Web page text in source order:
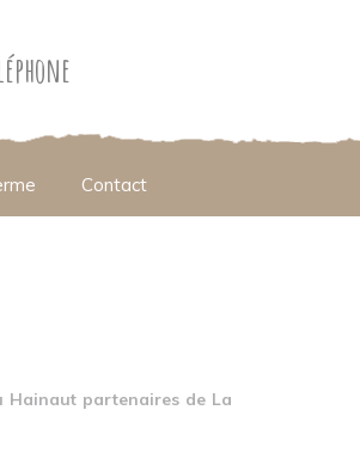
Contact
Hainaut partenaires de La